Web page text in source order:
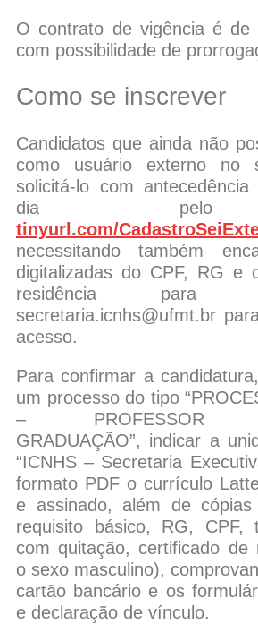
O contrato de vigência é de
com possibilidade de
Como se inscrever
Candidatos que ainda não
como usuário externo no
solicitá-lo com
dia
tinyurl.com/
necessitando também
digitalizadas do CPF, RG e
residência para
secretaria.icnhs@ufmt.br
acesso.
Para confirmar a
um processo do tipo
– PROFESSOR
GRADUAÇÃO”, indicar a
“ICNHS – Secretaria
formato PDF o currículo
e assinado, além de
requisito básico, RG, CPF,
com quitação, certificado de
o sexo masculino),
cartão bancário e os
e declaração de vínculo.